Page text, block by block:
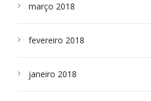
março 2018
fevereiro 2018
janeiro 2018